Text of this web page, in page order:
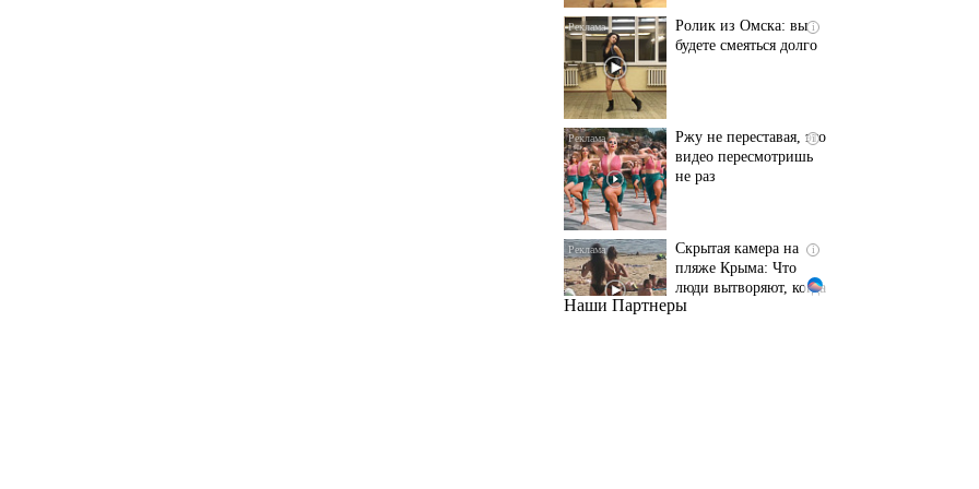
не раз
люди вытворяют, когда
их не видят...
Ролик длится
Наши Партнеры